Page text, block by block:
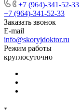
+7 (964)-341-52-33
+7 (964)-341-52-33
Заказать звонок
E-mail
info@skoryjdoktor.ru
Режим работы
круглосуточно